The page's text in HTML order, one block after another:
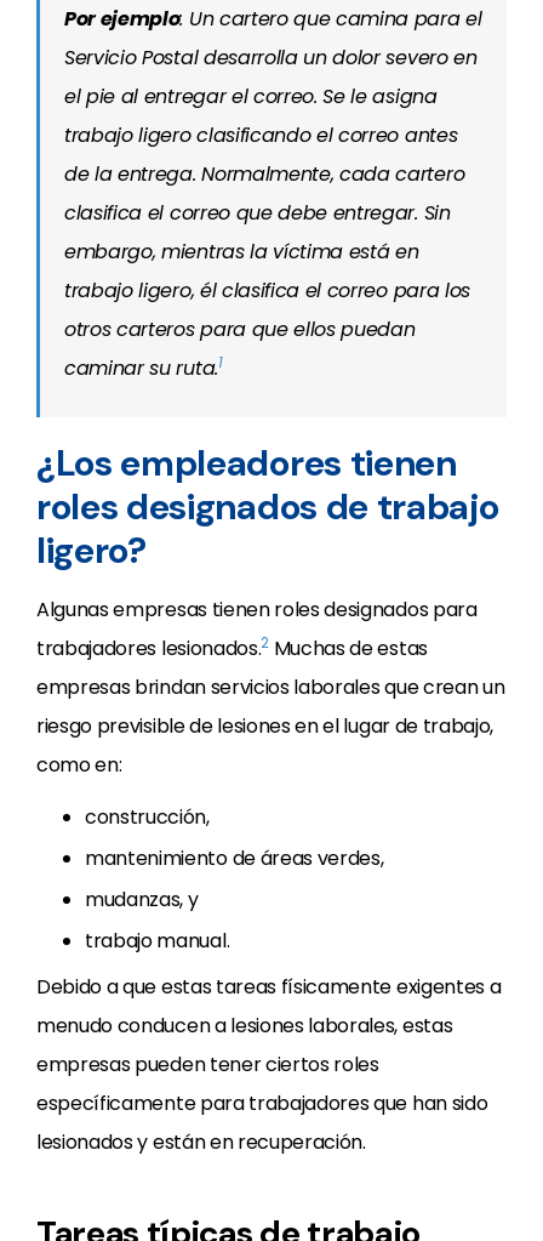
Por ejemplo: Un cartero que camina para el
Servicio Postal desarrolla un dolor severo en
el pie al entregar el correo. Se le asigna
trabajo ligero clasificando el correo antes
de la entrega. Normalmente, cada cartero
clasifica el correo que debe entregar. Sin
embargo, mientras la víctima está en
trabajo ligero, él clasifica el correo para los
otros carteros para que ellos puedan
caminar su ruta.1
¿Los empleadores tienen
roles designados de trabajo
ligero?
Algunas empresas tienen roles designados para
trabajadores lesionados.2 Muchas de estas
empresas brindan servicios laborales que crean un
riesgo previsible de lesiones en el lugar de trabajo,
como en:
construcción,
mantenimiento de áreas verdes,
mudanzas, y
trabajo manual.
Debido a que estas tareas físicamente exigentes a
menudo conducen a lesiones laborales, estas
empresas pueden tener ciertos roles
específicamente para trabajadores que han sido
lesionados y están en recuperación.